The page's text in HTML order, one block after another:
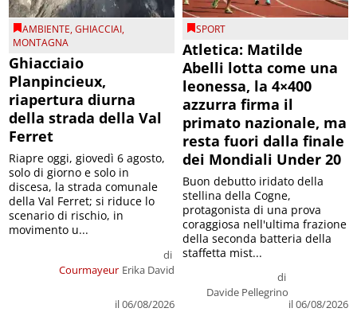
AMBIENTE,GHIACCIAI,
MONTAGNA
Ghiacciaio
Planpincieux,
riapertura diurna
della strada della Val
Ferret
Courmayeur
di
Erika David
il 06/08/2026
Riapre oggi, giovedì 6 agosto,
solo di giorno e solo in
discesa, la strada comunale
della Val Ferret; si riduce lo
scenario di rischio, in
movimento u...
SPORT
Atletica: Matilde
Abelli lotta come una
leonessa, la 4×400
azzurra firma il
primato nazionale, ma
resta fuori dalla finale
dei Mondiali Under 20
di
Davide Pellegrino
il 06/08/2026
Buon debutto iridato della
stellina della Cogne,
protagonista di una prova
coraggiosa nell'ultima frazione
della seconda batteria della
staffetta mist...